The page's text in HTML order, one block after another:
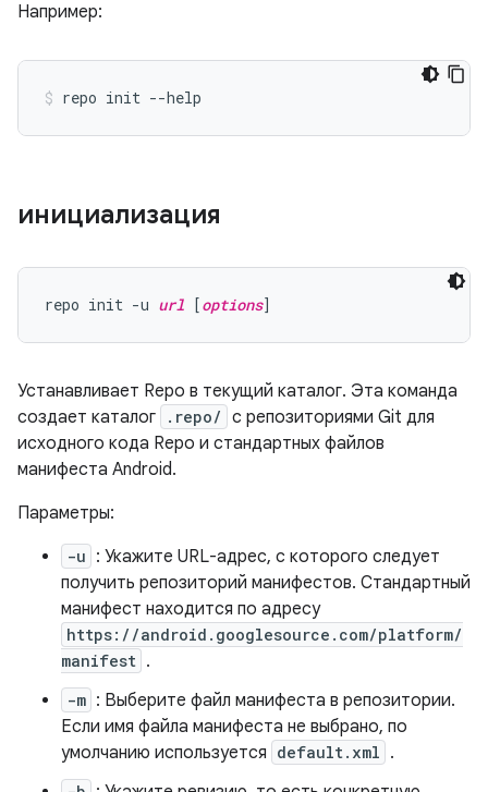
Например:
инициализация
repo init -u url [options
Устанавливает Repo в текущий каталог. Эта команда
создает каталог
.repo/ с репозиториями Git для
исходного кода Repo и стандартных файлов
манифеста Android.
Параметры:
-u : Укажите URL-адрес, с которого следует
получить репозиторий манифестов. Стандартный
манифест находится по адресу
https://android.googlesource.com/platform/
manifest .
-m : Выберите файл манифеста в репозитории.
Если имя файла манифеста не выбрано, по
умолчанию используется default.xml .